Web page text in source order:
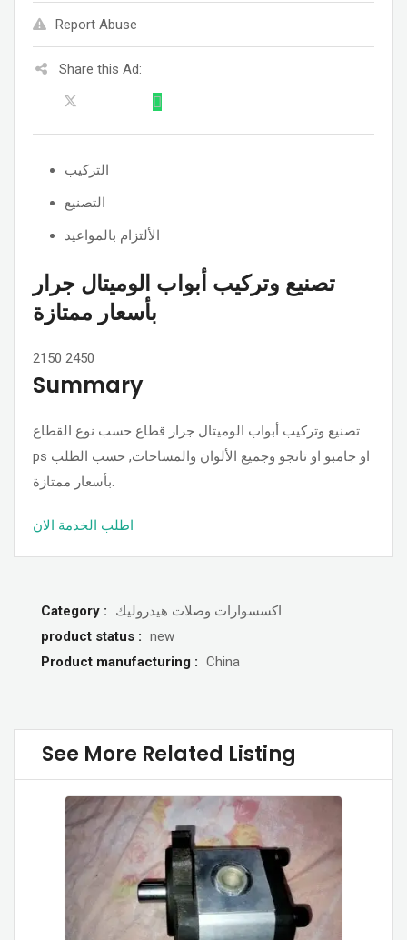
Report Abuse
Share this Ad:
التركيب
التصنيع
الألتزام بالمواعيد
تصنيع وتركيب أبواب الوميتال جرار
بأسعار ممتازة
2150 2450
Summary
تصنيع وتركيب أبواب الوميتال جرار قطاع حسب نوع القطاع
ps او جامبو او تانجو وجميع الألوان والمساحات, حسب الطلب
بأسعار ممتازة.
اطلب الخدمة الان
Category :
اكسسوارات وصلات هيدروليك
product status : new
Product manufacturing : China
See More Related Listing